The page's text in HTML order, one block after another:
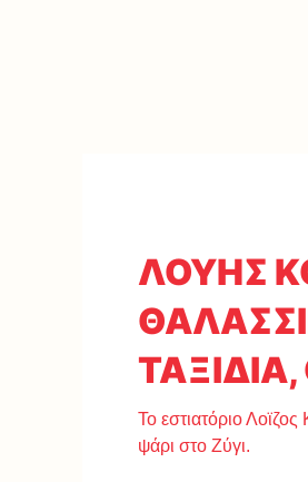
ΛΟΥΗΣ
ΤΑΞΙΔΙΑ,
Το εστιατόριο
ψάρι στο Ζύγι.